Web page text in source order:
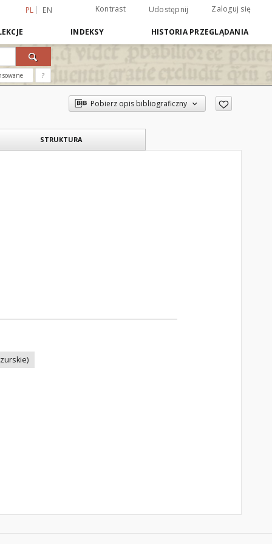
PL EN Kontrast Udostępnij Zaloguj się
INDEKSY HISTORIA PRZEGLĄDANIA
?
Pobierz opis bibliograficzny
STRUKTURA